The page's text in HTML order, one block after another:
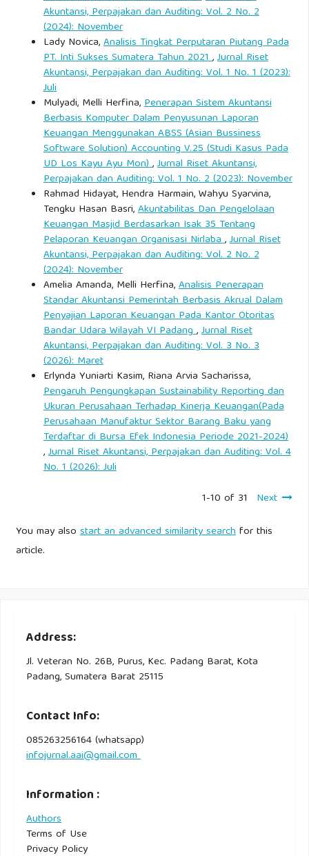
Akuntansi, Perpajakan dan Auditing: Vol. 2 No. 2
(2024): November
Lady Novica,Analisis Tingkat Perputaran Piutang Pada
PT. Inti Sukses Sumatera Tahun 2021,Jurnal Riset
Akuntansi, Perpajakan dan Auditing: Vol. 1 No. 1 (2023):
Juli
Mulyadi, Melli Herfina,Penerapan Sistem Akuntansi
Berbasis Komputer Dalam Penyusunan Laporan
Keuangan Menggunakan ABSS (Asian Bussiness
Software Solution) Accounting V.25 (Studi Kasus Pada
UD Los Kayu Ayu Mon),Jurnal Riset Akuntansi,
Perpajakan dan Auditing: Vol. 1 No. 2 (2023): November
Rahmad Hidayat, Hendra Harmain, Wahyu Syarvina,
Tengku Hasan Basri,Akuntabilitas Dan Pengelolaan
Keuangan Masjid Berdasarkan Isak 35 Tentang
Pelaporan Keuangan Organisasi Nirlaba,Jurnal Riset
Akuntansi, Perpajakan dan Auditing: Vol. 2 No. 2
(2024): November
Amelia Amanda, Melli Herfina,Analisis Penerapan
Standar Akuntansi Pemerintah Berbasis Akrual Dalam
Penyajian Laporan Keuangan Pada Kantor Otoritas
Bandar Udara Wilayah VI Padang,Jurnal Riset
Akuntansi, Perpajakan dan Auditing: Vol. 3 No. 3
(2026): Maret
Erlynda Yuniarti Kasim, Riana Arvia Sacharissa,
Pengaruh Pengungkapan Sustainability Reporting dan
Ukuran Perusahaan Terhadap Kinerja Keuangan(Pada
Perusahaan Manufaktur Sektor Barang Baku yang
Terdaftar di Bursa Efek Indonesia Periode 2021-2024)
,Jurnal Riset Akuntansi, Perpajakan dan Auditing: Vol. 4
No. 1 (2026): Juli
1-10 of 31
Next
You may alsostart an advanced similarity searchfor this
article.
Address:
Jl. Veteran No. 26B, Purus, Kec. Padang Barat, Kota
Padang, Sumatera Barat 25115
Contact Info:
085263256164 (whatsapp)
infojurnal.aai@gmail.com
Information :
Authors
Terms of Use
Privacy Policy